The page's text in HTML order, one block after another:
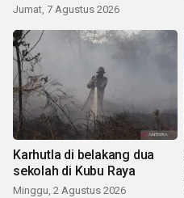
Jumat, 7 Agustus 2026
Karhutla di belakang dua
sekolah di Kubu Raya
Minggu, 2 Agustus 2026